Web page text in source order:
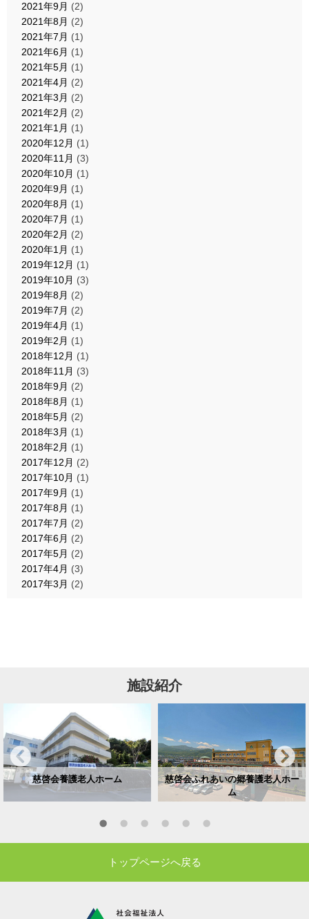
2021年9月 (2)
2021年8月 (2)
2021年7月 (1)
2021年6月 (1)
2021年5月 (1)
2021年4月 (2)
2021年3月 (2)
2021年2月 (2)
2021年1月 (1)
2020年12月 (1)
2020年11月 (3)
2020年10月 (1)
2020年9月 (1)
2020年8月 (1)
2020年7月 (1)
2020年2月 (2)
2020年1月 (1)
2019年12月 (1)
2019年10月 (3)
2019年8月 (2)
2019年7月 (2)
2019年4月 (1)
2019年2月 (1)
2018年12月 (1)
2018年11月 (3)
2018年9月 (2)
2018年8月 (1)
2018年5月 (2)
2018年3月 (1)
2018年2月 (1)
2017年12月 (2)
2017年10月 (1)
2017年9月 (1)
2017年8月 (1)
2017年7月 (2)
2017年6月 (2)
2017年5月 (2)
2017年4月 (3)
2017年3月 (2)
施設紹介
慈啓会養護老人ホーム
慈啓会ふれあいの郷養護老人ホー
ム
トップページへ戻る